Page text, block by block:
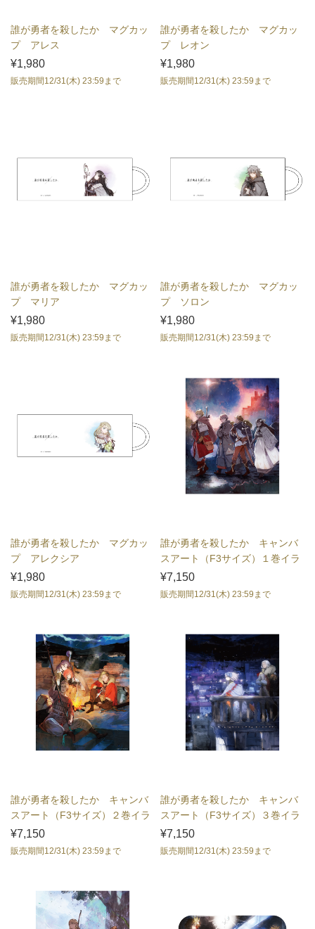
誰が勇者を殺したか マグカッ
プ アレス
¥1,980
販売期間12/31(木) 23:59まで
誰が勇者を殺したか マグカッ
プ レオン
¥1,980
販売期間12/31(木) 23:59まで
誰が勇者を殺したか マグカッ
プ マリア
¥1,980
販売期間12/31(木) 23:59まで
誰が勇者を殺したか マグカッ
プ ソロン
¥1,980
販売期間12/31(木) 23:59まで
誰が勇者を殺したか マグカッ
プ アレクシア
¥1,980
販売期間12/31(木) 23:59まで
誰が勇者を殺したか キャンバ
スアート（F3サイズ）１巻イラ
スト
¥7,150
販売期間12/31(木) 23:59まで
誰が勇者を殺したか キャンバ
スアート（F3サイズ）２巻イラ
スト
¥7,150
販売期間12/31(木) 23:59まで
誰が勇者を殺したか キャンバ
スアート（F3サイズ）３巻イラ
スト
¥7,150
販売期間12/31(木) 23:59まで